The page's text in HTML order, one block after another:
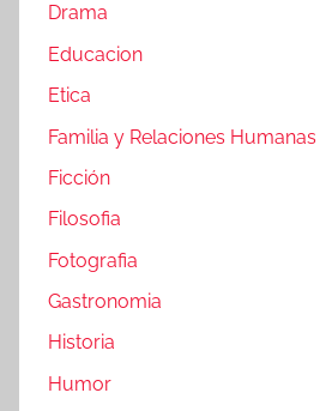
Drama
Educacion
Etica
Familia y Relaciones Humanas
Ficción
Filosofia
Fotografia
Gastronomia
Historia
Humor